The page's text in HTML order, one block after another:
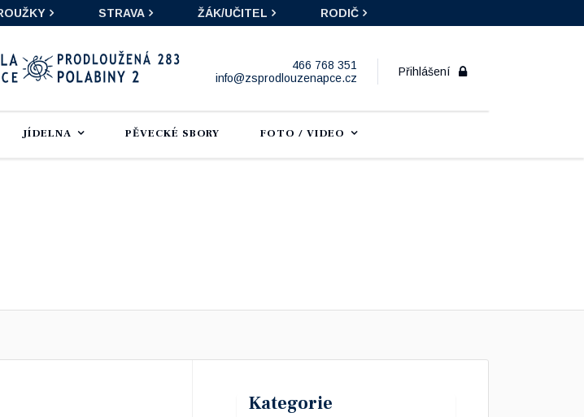
STRAVA ŽÁK/UČITEL RODIČ
Přihlášení
466 768 351
info@zsprodlouzenapce.cz
JÍDELNA PĚVECKÉ SBORY FOTO / VIDEO
Kategorie